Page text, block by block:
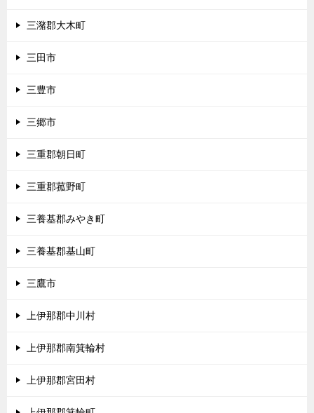
三潴郡大木町
三田市
三豊市
三郷市
三重郡朝日町
三重郡菰野町
三養基郡みやき町
三養基郡基山町
三鷹市
上伊那郡中川村
上伊那郡南箕輪村
上伊那郡宮田村